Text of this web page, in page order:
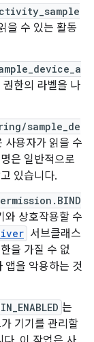
을 수 있는 활동
한의 라벨을 나
sample_de
사용자가 읽을 수
은 일반적으로
있습니다.
와 상호작용할 수
서브클래스
을 가질 수 없
앱을 악용하는 것
는
기기를 관리할